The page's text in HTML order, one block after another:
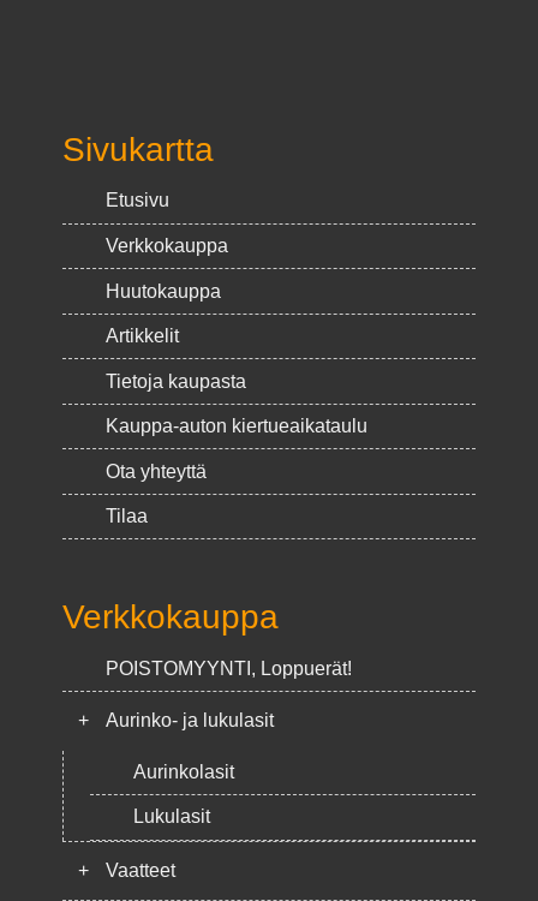
Sivukartta
Etusivu
Verkkokauppa
Huutokauppa
Artikkelit
Tietoja kaupasta
Kauppa-auton kiertueaikataulu
Ota yhteyttä
Tilaa
Verkkokauppa
POISTOMYYNTI, Loppuerät!
+ Aurinko- ja lukulasit
Aurinkolasit
Lukulasit
+ Vaatteet